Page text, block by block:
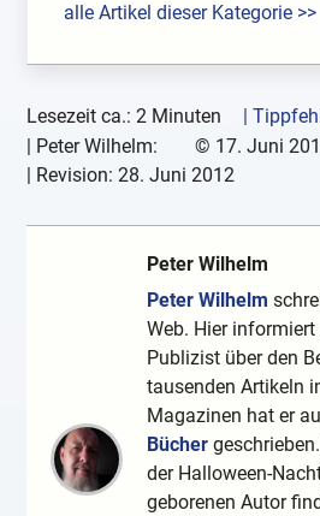
alle Artikel dieser Kategorie >>
Lesezeit ca.: 2 Minuten
|
Peter Wilhelm: © 17. Juni
| Revision:28. Juni 2012
Peter Wilhelm
Peter Wilhelm
Web. Hier
Publizist über den
tausenden Artikeln
Magazinen hat er
Bücher
der Halloween-
geborenen Autor